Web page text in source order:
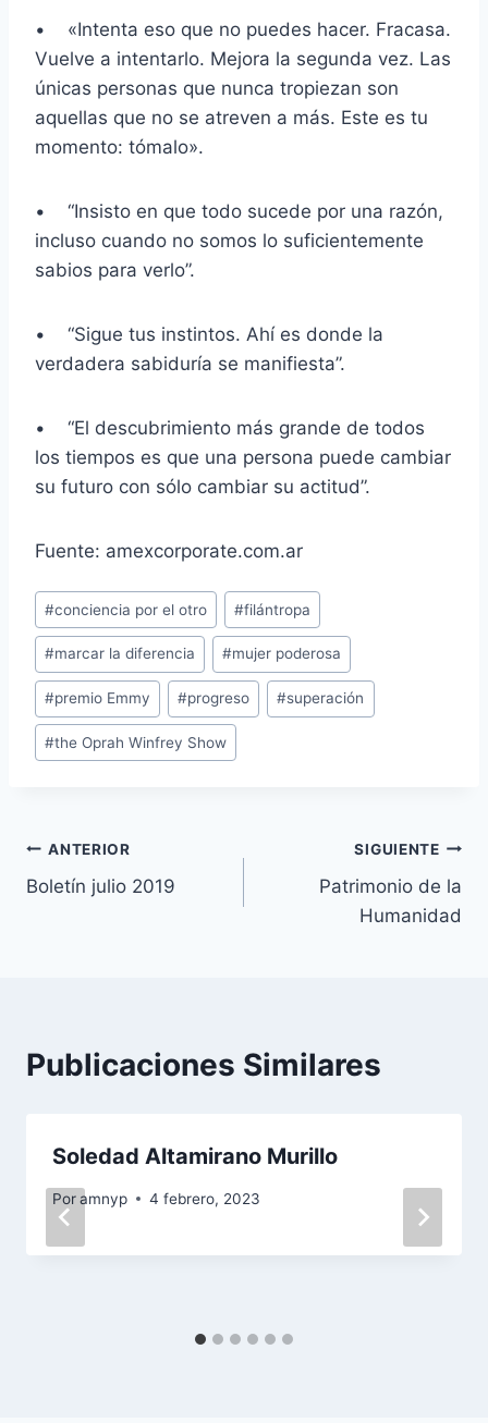
• «Intenta eso que no puedes hacer. Fracasa.
Vuelve a intentarlo. Mejora la segunda vez. Las
únicas personas que nunca tropiezan son
aquellas que no se atreven a más. Este es tu
momento: tómalo».
• “Insisto en que todo sucede por una razón,
incluso cuando no somos lo suficientemente
sabios para verlo”.
• “Sigue tus instintos. Ahí es donde la
verdadera sabiduría se manifiesta”.
• “El descubrimiento más grande de todos
los tiempos es que una persona puede cambiar
su futuro con sólo cambiar su actitud”.
Fuente: amexcorporate.com.ar
Etiquetas
de
la
entrada:
#conciencia por el otro #filántropa
#marcar la diferencia #mujer poderosa
#premio Emmy #progreso #superación
#the Oprah Winfrey Show
Navegación
de
ANTERIOR
Boletín julio 2019
SIGUIENTE
Patrimonio de la
Humanidad
Publicaciones Similares
Soledad Altamirano Murillo
Poramnyp 4 febrero, 2023